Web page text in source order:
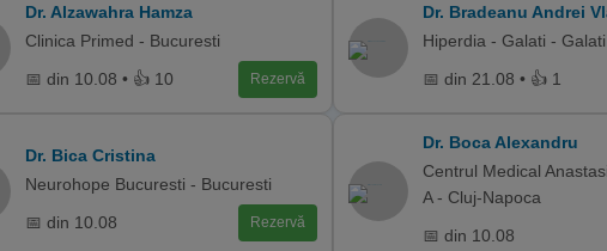
Dr. Alzawahra Hamza
Clinica Primed - Bucuresti
📅 din 10.08 • 👍 10 Rezervă
Dr. Bradeanu Andrei
Hiperdia - Galati - Galati
📅 din 21.08 • 👍 1
Dr. Bica Cristina
Neurohope Bucuresti - Bucuresti
📅 din 10.08 Rezervă
Dr. Boca Alexandru
Centrul Medical
A - Cluj-Napoca
📅 din 10.08